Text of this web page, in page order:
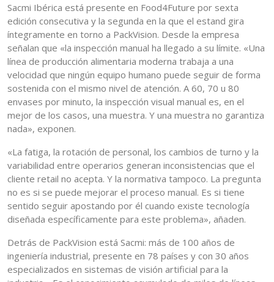
Sacmi Ibérica está presente en Food4Future por sexta
edición consecutiva y la segunda en la que el estand gira
íntegramente en torno a PackVision. Desde la empresa
señalan que «la inspección manual ha llegado a su límite. «Una
línea de producción alimentaria moderna trabaja a una
velocidad que ningún equipo humano puede seguir de forma
sostenida con el mismo nivel de atención. A 60, 70 u 80
envases por minuto, la inspección visual manual es, en el
mejor de los casos, una muestra. Y una muestra no garantiza
nada», exponen.
«La fatiga, la rotación de personal, los cambios de turno y la
variabilidad entre operarios generan inconsistencias que el
cliente retail no acepta. Y la normativa tampoco. La pregunta
no es si se puede mejorar el proceso manual. Es si tiene
sentido seguir apostando por él cuando existe tecnología
diseñada específicamente para este problema», añaden.
Detrás de PackVision está Sacmi: más de 100 años de
ingeniería industrial, presente en 78 países y con 30 años
especializados en sistemas de visión artificial para la